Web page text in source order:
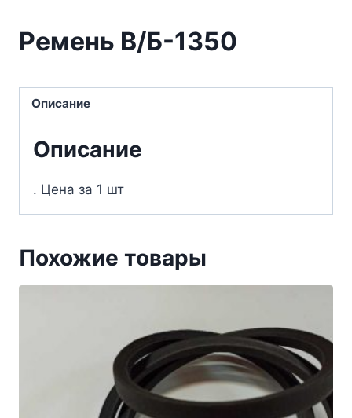
Ремень В/Б-1350
Описание
Описание
. Цена за 1 шт
Похожие товары